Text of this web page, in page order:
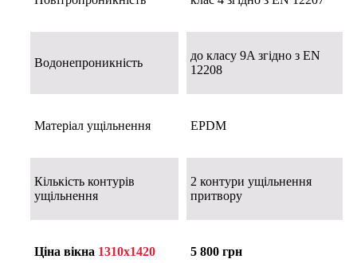
Водонепроникність
до класу 9A згідно з EN
12208
Матеріал ущільнення EPDM
Кількість контурів
ущільнення
2 контури ущільнення
притвору
Ціна вікна 1310х1420 5 800 грн